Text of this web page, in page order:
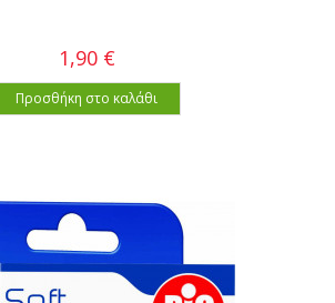
1,90 €
Προσθήκη στο καλάθι